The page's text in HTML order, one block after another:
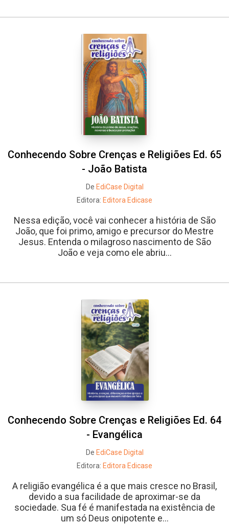
Conhecendo Sobre Crenças e Religiões Ed. 65
- João Batista
De EdiCase Digital
Editora: Editora Edicase
Nessa edição, você vai conhecer a história de São
João, que foi primo, amigo e precursor do Mestre
Jesus. Entenda o milagroso nascimento de São
João e veja como ele abriu...
Conhecendo Sobre Crenças e Religiões Ed. 64
- Evangélica
De EdiCase Digital
Editora: Editora Edicase
A religião evangélica é a que mais cresce no Brasil,
devido a sua facilidade de aproximar-se da
sociedade. Sua fé é manifestada na existência de
um só Deus onipotente e...